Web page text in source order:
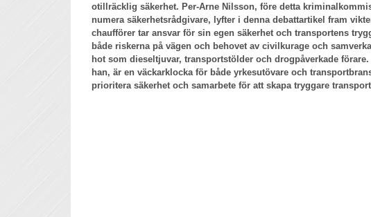
otillräcklig säkerhet. Per-Arne Nilsson, före detta
numera säkerhetsrådgivare, lyfter i denna debattartikel fram
chaufförer tar ansvar för sin egen säkerhet och transportens
både riskerna på vägen och behovet av civilkurage och
hot som dieseltjuvar, transportstölder och drogpåverkade förare.
han, är en väckarklocka för både yrkesutövare och
prioritera säkerhet och samarbete för att skapa tryggare